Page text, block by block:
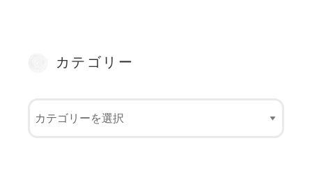
カテゴリー